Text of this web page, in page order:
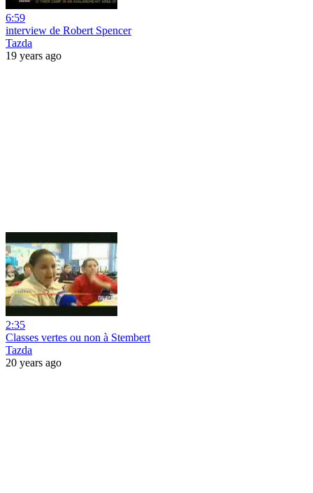
6:59
interview de Robert Spencer
Tazda
19 years ago
2:35
Classes vertes ou non à Stembert
Tazda
20 years ago